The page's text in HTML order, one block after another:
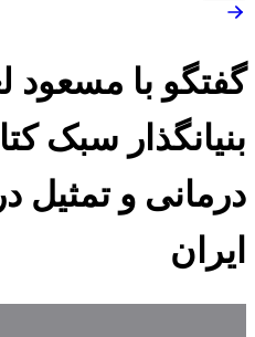
گفتگو با مسعود
بنیانگذار سبک
درمانی و تمثیل
ایران